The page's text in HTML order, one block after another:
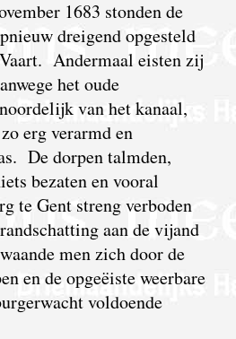
1683 stonden de
dreigend opgesteld
Andermaal eisten zij
het oude
van het kanaal,
erg verarmd en
De dorpen talmden,
bezaten en vooral
te Gent streng verboden
aan de vijand
men zich door de
en de opgeëiste weerbare
voldoende